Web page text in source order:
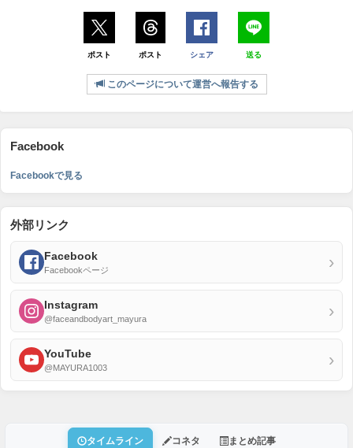
ポスト ポスト シェア 送る
このページについて運営へ報告する
Facebook
Facebookで見る
外部リンク
Facebook
Facebookページ ›
Instagram
@faceandbodyart_mayura ›
YouTube
@MAYURA1003 ›
タイムライン コネタ まとめ記事